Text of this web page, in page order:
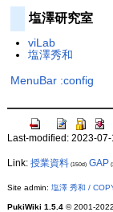
塩澤研究室
viLab
塩澤秀和
MenuBar :config
Last-modified: 2023-
Link: 授業資料(150d) GAP
Site admin: 塩澤 秀和 /
PukiWiki 1.5.4© 2001-2022